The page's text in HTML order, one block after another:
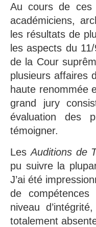
Au cours de ces
académiciens,
les résultats de
les aspects du
de la Cour
plusieurs affaires
haute renommée
grand jury
évaluation des
témoigner.
LesAuditions de
pu suivre la
J’ai été
de
niveau
totalement